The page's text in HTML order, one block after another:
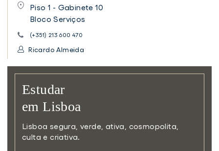
Piso 1 - Gabinete 10
Bloco Serviços
(+351) 213 600 470
Ricardo Almeida
Estudar
em Lisboa
Lisboa segura, verde, ativa,
cosmopolita,
culta e criativa.